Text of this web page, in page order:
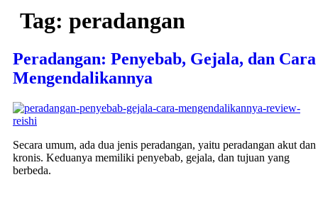
Tag: peradangan
Peradangan: Penyebab, Gejala, dan Cara
Mengendalikannya
Secara umum, ada dua jenis peradangan, yaitu peradangan akut dan
kronis. Keduanya memiliki penyebab, gejala, dan tujuan yang
berbeda.